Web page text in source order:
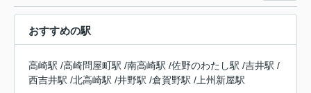
おすすめの駅
高崎駅 /高崎問屋町駅 /南高崎駅 /佐野のわたし駅 /吉井駅 /
西吉井駅 /北高崎駅 /井野駅 /倉賀野駅 / 上州新屋駅